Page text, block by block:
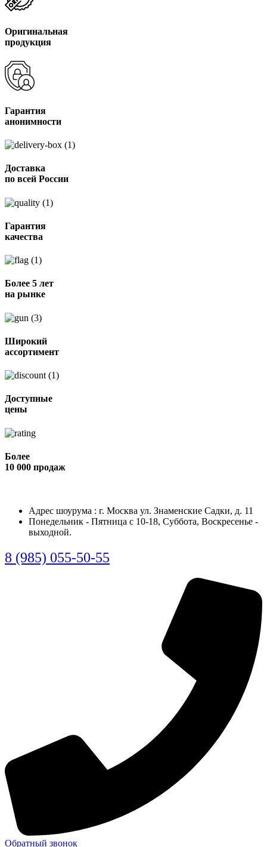
Оригинальная
продукция
Гарантия
анонимности
Доставка
по всей России
Гарантия
качества
Более 5 лет
на рынке
Широкий
ассортимент
Доступные
цены
Более
10 000 продаж
Адрес шоурума : г. Москва ул. Знаменские Садки, д. 11
Понедельник - Пятница с 10-18, Суббота, Воскресенье -
выходной.
8 (985) 055-50-55
Обратный звонок